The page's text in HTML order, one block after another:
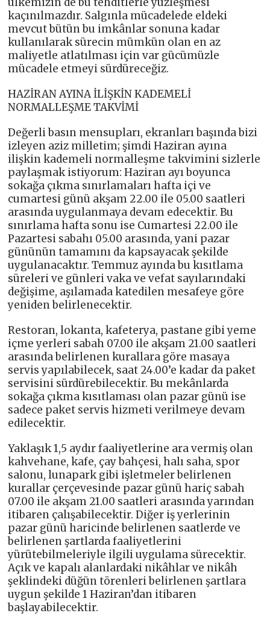
kaçınılmazdır. Salgınla mücadelede eldeki
mevcut bütün bu imkânlar sonuna kadar
kullanılarak sürecin mümkün olan en az
maliyetle atlatılması için var gücümüzle
mücadele etmeyi sürdüreceğiz.
HAZİRAN AYINA İLİŞKİN KADEMELİ
NORMALLEŞME TAKVİMİ
Değerli basın mensupları, ekranları başında bizi
izleyen aziz milletim; şimdi Haziran ayına
ilişkin kademeli normalleşme takvimini sizlerle
paylaşmak istiyorum: Haziran ayı boyunca
sokağa çıkma sınırlamaları hafta içi ve
cumartesi günü akşam 22.00 ile 05.00 saatleri
arasında uygulanmaya devam edecektir. Bu
sınırlama hafta sonu ise Cumartesi 22.00 ile
Pazartesi sabahı 05.00 arasında, yani pazar
gününün tamamını da kapsayacak şekilde
uygulanacaktır. Temmuz ayında bu kısıtlama
süreleri ve günleri vaka ve vefat sayılarındaki
değişime, aşılamada katedilen mesafeye göre
yeniden belirlenecektir.
Restoran, lokanta, kafeterya, pastane gibi yeme
içme yerleri sabah 07.00 ile akşam 21.00 saatleri
arasında belirlenen kurallara göre masaya
servis yapılabilecek, saat 24.00’e kadar da paket
servisini sürdürebilecektir. Bu mekânlarda
sokağa çıkma kısıtlaması olan pazar günü ise
sadece paket servis hizmeti verilmeye devam
edilecektir.
Yaklaşık 1,5 aydır faaliyetlerine ara vermiş olan
kahvehane, kafe, çay bahçesi, halı saha, spor
salonu, lunapark gibi işletmeler belirlenen
kurallar çerçevesinde pazar günü hariç sabah
07.00 ile akşam 21.00 saatleri arasında yarından
itibaren çalışabilecektir. Diğer iş yerlerinin
pazar günü haricinde belirlenen saatlerde ve
belirlenen şartlarda faaliyetlerini
yürütebilmeleriyle ilgili uygulama sürecektir.
Açık ve kapalı alanlardaki nikâhlar ve nikâh
şeklindeki düğün törenleri belirlenen şartlara
uygun şekilde 1 Haziran’dan itibaren
başlayabilecektir.